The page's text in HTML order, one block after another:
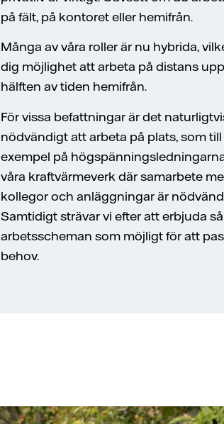
på fält, på kontoret eller hemifrån.
Många av våra roller är nu hybrida,
dig möjlighet att arbeta på distans
hälften av tiden hemifrån.
För vissa befattningar är det
nödvändigt att arbeta på plats, som till
exempel på
våra kraftvärmeverk där samarbete
kollegor och anläggningar är
Samtidigt strävar vi efter att erbjuda
arbetsscheman som möjligt för att
behov.